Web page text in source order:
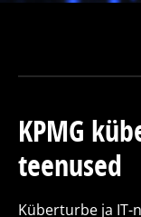
KPMG
teenused
Küberturbe ja